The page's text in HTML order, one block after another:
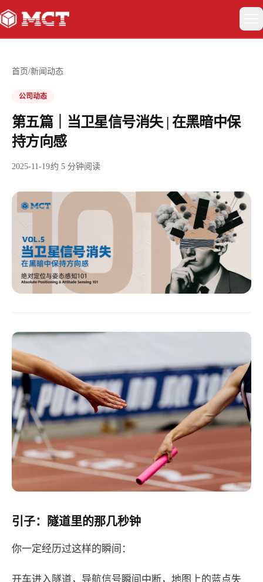
具身智能
智能驾驶
联系我们
首页/新闻动态
公司动态
第五篇｜当卫星信号消失 | 在黑暗中保
持方向感
2025-11-19约 5 分钟阅读
引子：隧道里的那几秒钟
你一定经历过这样的瞬间：
开车进入隧道，导航信号瞬间中断，地图上的蓝点失